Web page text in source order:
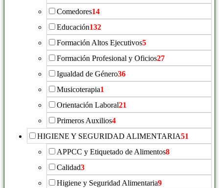
Comedores14
Educación132
Formación Altos Ejecutivos5
Formación Profesional y Oficios27
Igualdad de Género36
Musicoterapia1
Orientación Laboral21
Primeros Auxilios4
HIGIENE Y SEGURIDAD ALIMENTARIA51
APPCC y Etiquetado de Alimentos8
Calidad3
Higiene y Seguridad Alimentaria9